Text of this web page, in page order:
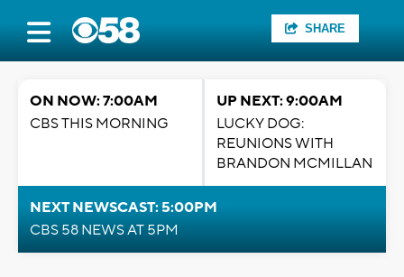
SHARE
ON NOW: 7:00AM
CBS THIS MORNING
UP NEXT: 9:00AM
LUCKY DOG:
REUNIONS WITH
BRANDON MCMILLAN
NEXT NEWSCAST: 5:00PM
CBS 58 NEWS AT 5PM